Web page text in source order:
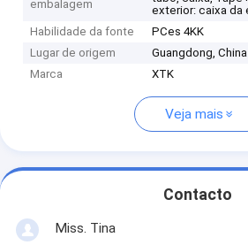
embalagem
exterior: caixa da
Habilidade da fonte
PCes 4KK
Lugar de origem
Guangdong, China
Marca
XTK
Veja mais
Contacto
Miss. Tina